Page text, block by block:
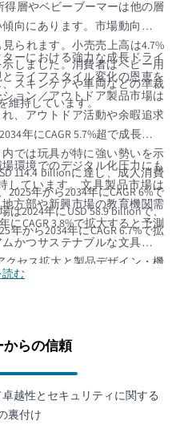
層やベビーブーマーは他の層
向にあります。市場動向は慎
られます。小売売上高は4.7%
しました。消費者はベビー用
スキンケアや車両などの準裁
維持しています。
ーにおける強力な成長ドライ
ライフスタイル変化の恩恵を
ョン／アウトドア製品市場は
れ、アウトドア活動や余暇追求
年にCAGR 5.7%超で成長する
では玩具が特に強い勢いを示
114.4 billionに達し、成人消費
年から2034年にCAGR 6%で
2024年にUSD 58.9 billionで、
から2034年にCAGR 6.7%で拡
環境でのデジタル化圧力にも
しています。文具製品市場は
地方部や新興市場の教育機関需
にCAGR 3.8%で拡大すると予測
かつサステナブルな文具へシ
クセス拡大と製品デザイン・機
ンと文具の両カテゴリで影響
む
らの信頼
越性とセキュリティに関する
裏付け